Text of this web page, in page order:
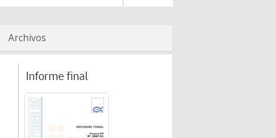
Archivos
Informe final